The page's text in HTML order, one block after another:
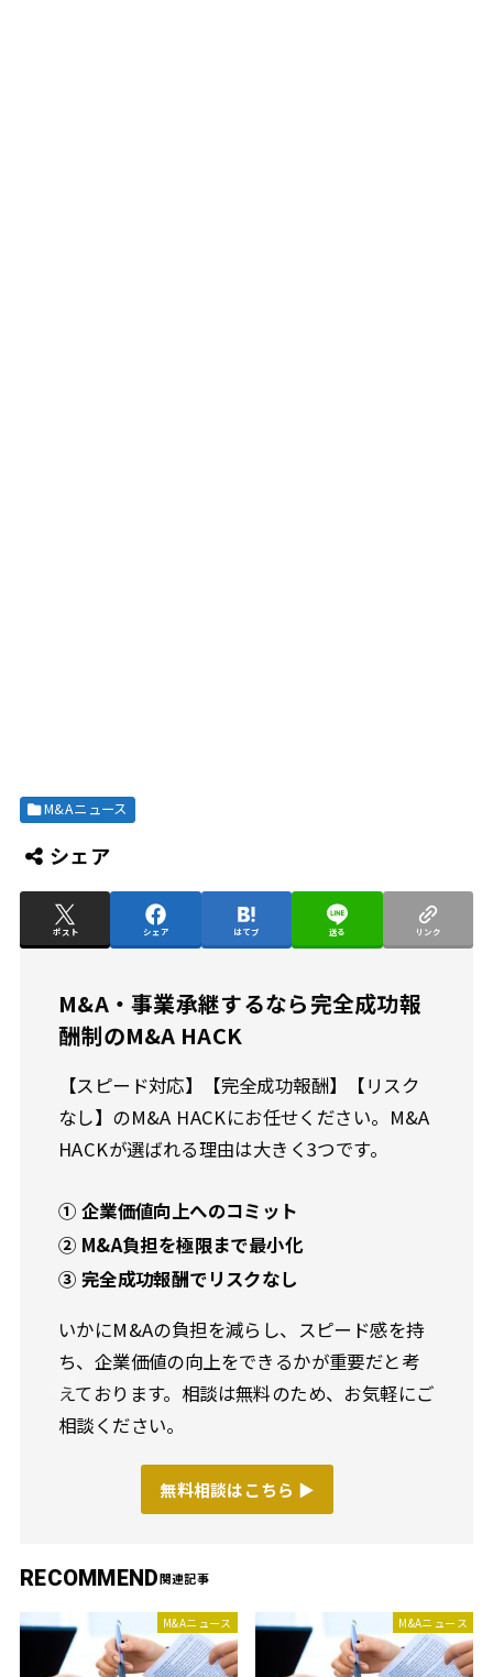
M&Aニュース
シェア
ポスト シェア はてブ 送る リンク
M&A・事業承継するなら完全成功報
酬制のM&A HACK
【スピード対応】【完全成功報酬】【リスク
なし】のM&A HACKにお任せください。M&A
HACKが選ばれる理由は大きく3つです。
① 企業価値向上へのコミット
② M&A負担を極限まで最小化
③ 完全成功報酬でリスクなし
いかにM&Aの負担を減らし、スピード感を持
ち、企業価値の向上をできるかが重要だと考
えております。相談は無料のため、お気軽にご
相談ください。
無料相談はこちら ▶︎
RECOMMEND
M&Aニュース M&Aニュース